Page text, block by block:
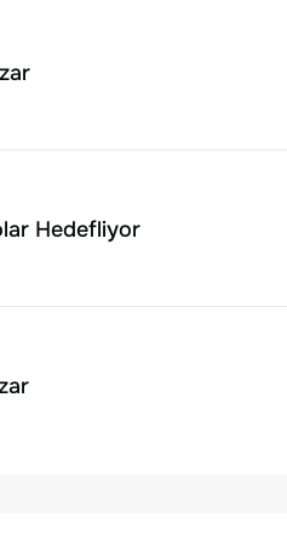
Hedefliyor